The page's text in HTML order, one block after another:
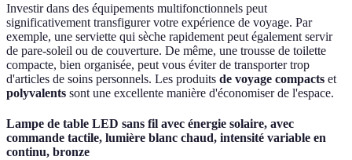
Investir dans des équipements multifonctionnels peut
significativement transfigurer votre expérience de voyage. Par
exemple, une serviette qui sèche rapidement peut également servir
de pare-soleil ou de couverture. De même, une trousse de toilette
compacte, bien organisée, peut vous éviter de transporter trop
d'articles de soins personnels. Les produits de voyage compacts et
polyvalents sont une excellente manière d'économiser de l'espace.
Lampe de table LED sans fil avec énergie solaire, avec
commande tactile, lumière blanc chaud, intensité variable en
continu, bronze